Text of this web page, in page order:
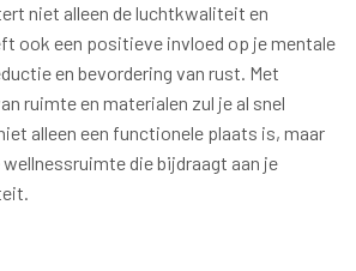
niet alleen de luchtkwaliteit en
ook een positieve invloed op je mentale
en bevordering van rust. Met
ruimte en materialen zul je al snel
alleen een functionele plaats is, maar
die bijdraagt aan je